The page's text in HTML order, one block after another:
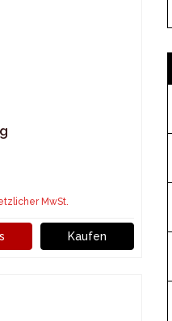
MwSt.
Kaufen